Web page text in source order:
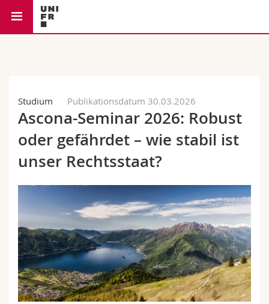
Campus
Forschung
Weiterbildung
Theologische Fak.
Rechtswissenschaftliche Fak.
Philosophische Fak.
Fak. für Erziehungs- und Bildungswissenschaften
Math.-Nat. und Med. Fak.
Informationen für
Studieninteressierte
Medien
Forschende
Mitarbeitende
Ressourcen
Ortsplan
Bibliotheken
Webmail
Studium Publikationsdatum 30.03.2026
Ascona-Seminar 2026: Robust
oder gefährdet – wie stabil ist
unser Rechtsstaat?